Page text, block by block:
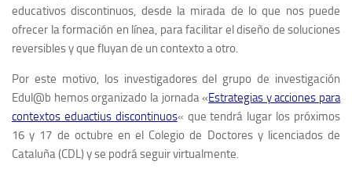
educativos discontinuos, desde la mirada de lo que nos puede
ofrecer la formación en línea, para facilitar el diseño de soluciones
reversibles y que fluyan de un contexto a otro.
Por este motivo, los investigadores del grupo de investigación
Edul@b hemos organizado la jornada «Estrategias y acciones para
contextos eduactius discontinuos« que tendrá lugar los próximos
16 y 17 de octubre en el Colegio de Doctores y licenciados de
Cataluña (CDL) y se podrá seguir virtualmente.